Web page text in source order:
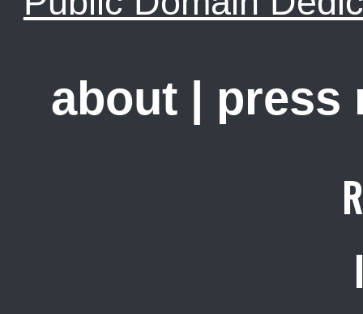
about press